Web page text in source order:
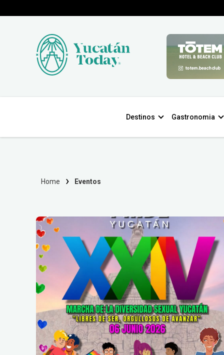
Destinos Gastronomia
Home Eventos